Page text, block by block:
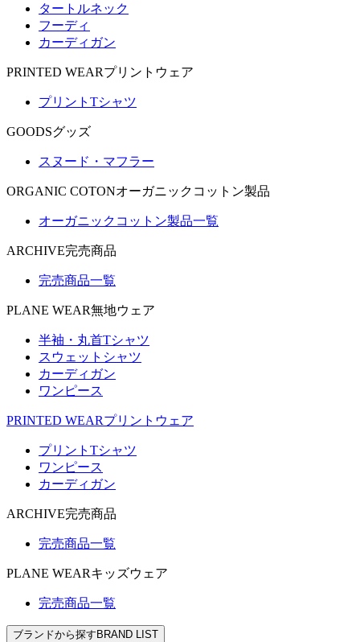
タートルネック
フーディ
カーディガン
PRINTED WEARプリントウェア
プリントTシャツ
GOODSグッズ
スヌード・マフラー
ORGANIC COTONオーガニックコットン製品
オーガニックコットン製品一覧
ARCHIVE完売商品
完売商品一覧
PLANE WEAR無地ウェア
半袖・丸首Tシャツ
スウェットシャツ
カーディガン
ワンピース
PRINTED WEARプリントウェア
プリントTシャツ
ワンピース
カーディガン
ARCHIVE完売商品
完売商品一覧
PLANE WEARキッズウェア
完売商品一覧
ブランドから探す BRAND LIST